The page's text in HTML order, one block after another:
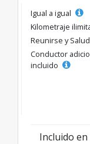
Igual a igual
Kilometraje
Reunirse y
Conductor
incluido
Incluido en